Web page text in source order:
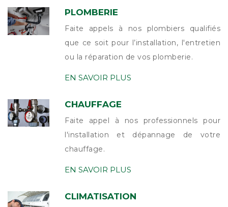
PLOMBERIE
Faite appels à nos plombiers qualifiés
que ce soit pour l’installation, l'entretien
ou la réparation de vos plomberie.
EN SAVOIR PLUS
CHAUFFAGE
Faite appel à nos professionnels pour
l'installation et dépannage de votre
chauffage.
EN SAVOIR PLUS
CLIMATISATION